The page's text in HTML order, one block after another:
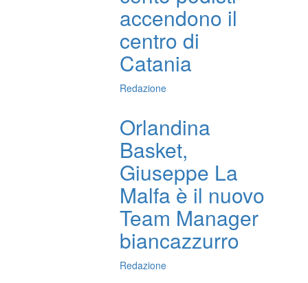
accendono il
centro di
Catania
Redazione
Orlandina
Basket,
Giuseppe La
Malfa è il nuovo
Team Manager
biancazzurro
Redazione